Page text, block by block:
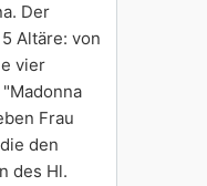
Der
Altäre: von
vier
Frau
den
des Hl.